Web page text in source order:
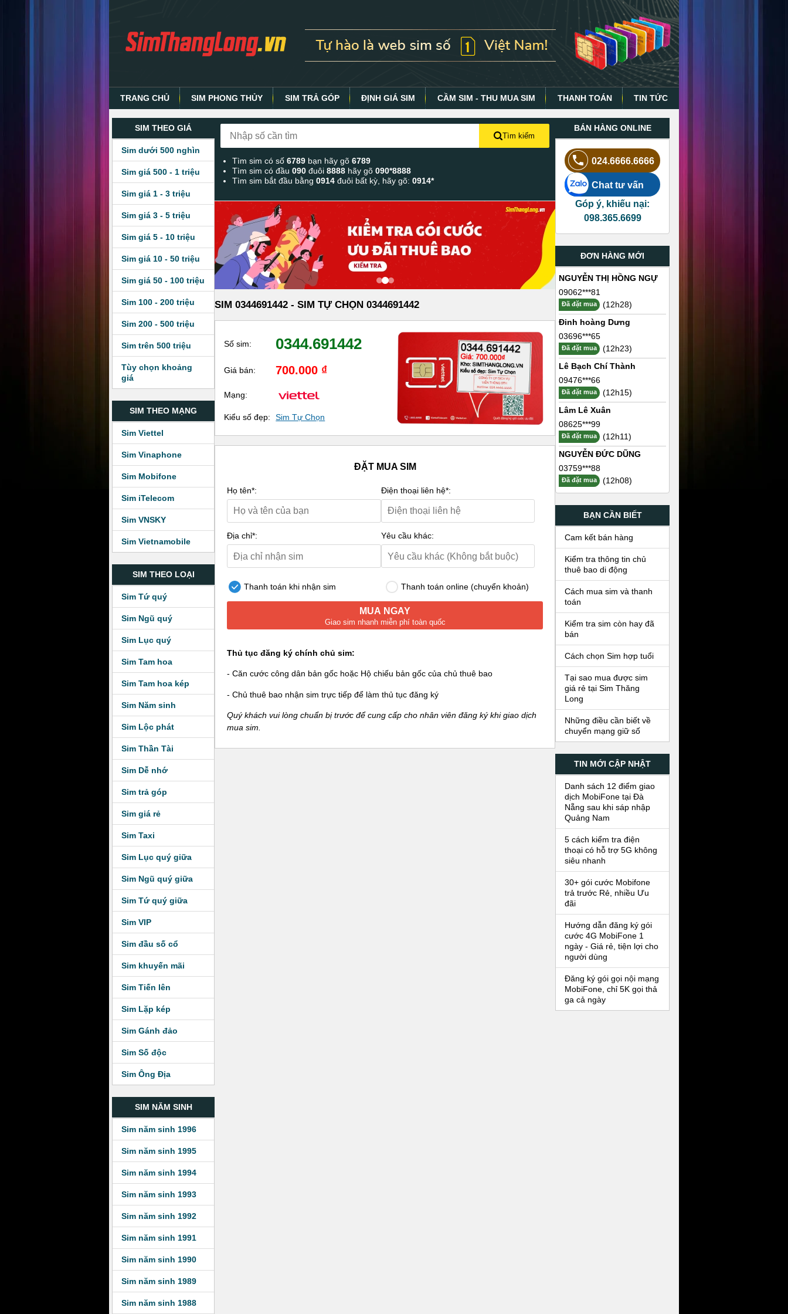
TRANG CHỦ SIM PHONG THỦY SIM TRẢ GÓP ĐỊNH GIÁ SIM CẦM SIM - THU MUA SIM THANH TOÁN TIN TỨC
SIM THEO GIÁ
Sim dưới 500 nghìn
Sim giá 500 - 1 triệu
Sim giá 1 - 3 triệu
Sim giá 3 - 5 triệu
Sim giá 5 - 10 triệu
Sim giá 10 - 50 triệu
Sim giá 50 - 100 triệu
Sim 100 - 200 triệu
Sim 200 - 500 triệu
Sim trên 500 triệu
Tùy chọn khoảng
giá
SIM THEO MẠNG
Sim Viettel
Sim Vinaphone
Sim Mobifone
Sim iTelecom
Sim VNSKY
Sim Vietnamobile
SIM THEO LOẠI
Sim Tứ quý
Sim Ngũ quý
Sim Lục quý
Sim Tam hoa
Sim Tam hoa kép
Sim Năm sinh
Sim Lộc phát
Sim Thần Tài
Sim Dễ nhớ
Sim trả góp
Sim giá rẻ
Sim Taxi
Sim Lục quý giữa
Sim Ngũ quý giữa
Sim Tứ quý giữa
Sim VIP
Sim đầu số cổ
Sim khuyến mãi
Sim Tiến lên
Sim Lặp kép
Sim Gánh đảo
Sim Số độc
Sim Ông Địa
SIM NĂM SINH
Sim năm sinh 1996
Sim năm sinh 1995
Sim năm sinh 1994
Sim năm sinh 1993
Sim năm sinh 1992
Sim năm sinh 1991
Sim năm sinh 1990
Sim năm sinh 1989
Sim năm sinh 1988
Tìm kiếm
Tìm sim có số6789 bạn hãy gõ6789
Tìm sim có đầu090đuôi8888 hãy gõ090*8888
Tìm sim bắt đầu bằng0914 đuôi bất kỳ, hãy gõ:0914*
SIM 0344691442 - SIM TỰ CHỌN 0344691442
Số sim: 0344.691442
Giá bán: 700.000 ₫
Mạng:
Kiểu số đẹp: Sim Tự Chọn
ĐẶT MUA SIM
Họ tên*: Điện thoại liên hệ*:
Địa chỉ*: Yêu cầu khác:
Thanh toán khi nhận sim Thanh toán online (chuyển khoản)
MUA NGAY
Giao sim nhanh miễn phí toàn quốc
Thủ tục đăng ký chính chủ sim:
- Căn cước công dân bản gốc hoặc Hộ chiếu bản gốc của chủ thuê bao
- Chủ thuê bao nhận sim trực tiếp để làm thủ tục đăng ký
Quý khách vui lòng chuẩn bị trước để cung cấp cho nhân viên đăng ký khi giao dịch
mua sim.
BÁN HÀNG ONLINE
024.6666.6666
Chat tư vấn
Góp ý, khiếu nại:
098.365.6699
ĐƠN HÀNG MỚI
NGUYỄN THỊ HỒNG NGỰ
09062***81
Đã đặt mua
(12h28)
Đinh hoàng Dưng
03696***65
Đã đặt mua
(12h23)
Lê Bạch Chí Thành
09476***66
Đã đặt mua
(12h15)
Lâm Lê Xuân
08625***99
Đã đặt mua
(12h11)
NGUYỄN ĐỨC DŨNG
03759***88
Đã đặt mua (12h08)
BẠN CẦN BIẾT
Cam kết bán hàng
Kiểm tra thông tin chủ
thuê bao di động
Cách mua sim và thanh
toán
Kiểm tra sim còn hay đã
bán
Cách chọn Sim hợp tuổi
Tại sao mua được sim
giá rẻ tại Sim Thăng
Long
Những điều cần biết về
chuyển mạng giữ số
TIN MỚI CẬP NHẬT
Danh sách 12 điểm giao
dịch MobiFone tại Đà
Nẵng sau khi sáp nhập
Quảng Nam
5 cách kiểm tra điện
thoại có hỗ trợ 5G không
siêu nhanh
30+ gói cước Mobifone
trả trước Rẻ, nhiều Ưu
đãi
Hướng dẫn đăng ký gói
cước 4G MobiFone 1
ngày - Giá rẻ, tiện lợi cho
người dùng
Đăng ký gói gọi nội mạng
MobiFone, chỉ 5K gọi thả
ga cả ngày